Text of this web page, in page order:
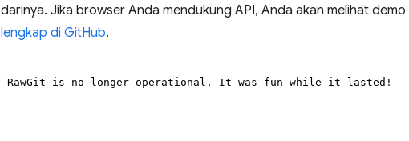
darinya. Jika browser Anda mendukung API, Anda akan melihat
lengkap di GitHub.